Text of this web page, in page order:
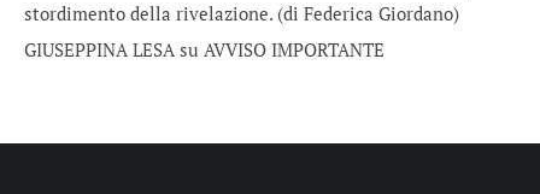
stordimento della rivelazione. (di Federica Giordano)
GIUSEPPINA LESAsu AVVISO IMPORTANTE